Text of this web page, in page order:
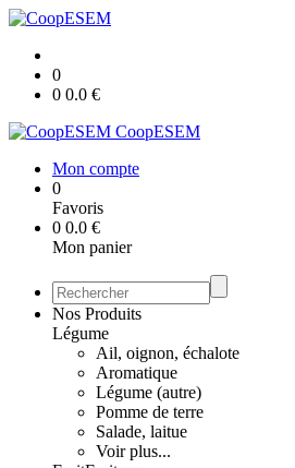
0
0 0.0 €
CoopESEM
Mon compte
0
Favoris
0 0.0 €
Mon panier
Nos Produits
Légume
Ail, oignon, échalote
Aromatique
Légume (autre)
Pomme de terre
Salade, laitue
Voir plus...